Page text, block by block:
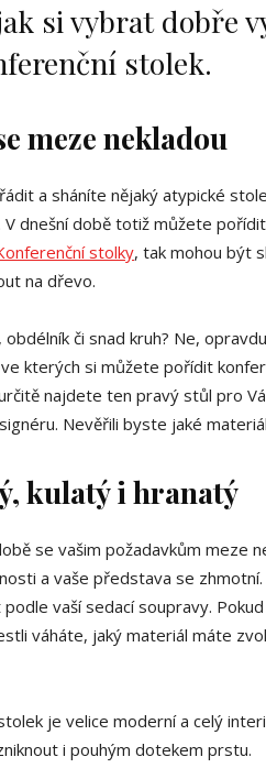
si vybrat dobře
stolek.
meze nekladou
a sháníte nějaký atypické
dnešní době totiž můžete
stolky, tak mohou být
na dřevo.
obdélník či snad kruh? Ne,
kterých si můžete pořídit
najdete ten pravý stůl pro
Nevěřili byste jaké
kulatý i hranatý
se vašim požadavkům meze
a vaše představa se
vaší sedací soupravy.
váháte, jaký materiál máte
je velice moderní a celý
i pouhým dotekem prstu.